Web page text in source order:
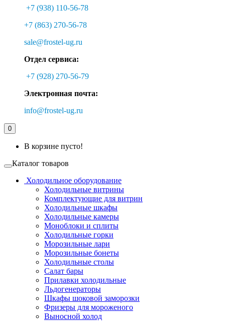
+7 (938) 110-56-78
+7 (863) 270-56-78
sale@frostel-ug.ru
Отдел сервиса:
+7 (928) 270-56-79
Электронная почта:
info@frostel-ug.ru
0
В корзине пусто!
Каталог товаров
Холодильное оборудование
Холодильные витрины
Комплектующие для витрин
Холодильные шкафы
Холодильные камеры
Моноблоки и сплиты
Холодильные горки
Морозильные лари
Морозильные бонеты
Холодильные столы
Салат бары
Прилавки холодильные
Льдогенераторы
Шкафы шоковой заморозки
Фризеры для мороженого
Выносной холод